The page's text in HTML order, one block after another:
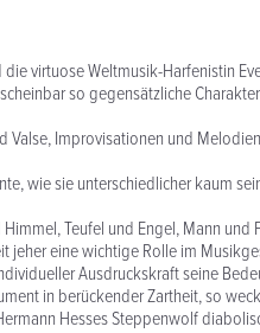
virtuose Weltmusik-Harfenistin
so gegensätzliche
Valse, Improvisationen und
wie sie unterschiedlicher kaum
Teufel und Engel, Mann und
jeher eine wichtige Rolle im
Ausdruckskraft seine
in berückender Zartheit, so
Hesses Steppenwolf